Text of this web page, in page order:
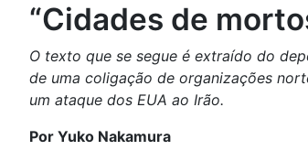
“Cidades de
O texto que se segue é extraído do
de uma coligação de organizações
um ataque dos EUA ao Irão.
Por Yuko Nakamura